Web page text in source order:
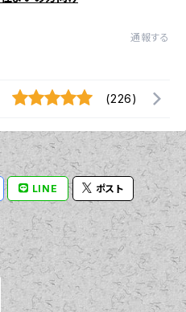
通報する
(226)
LINE ポスト